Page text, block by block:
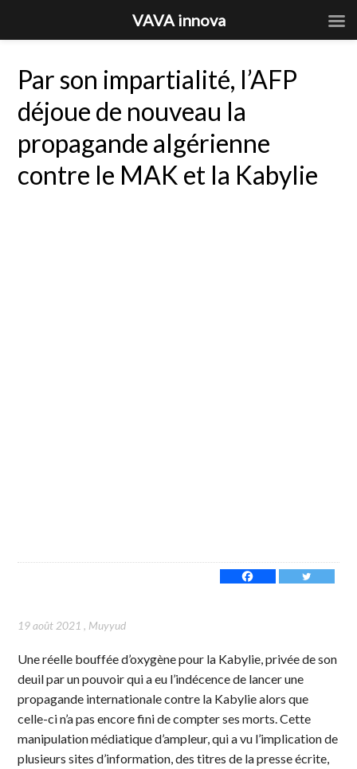
Par son impartialité, l’AFP
déjoue de nouveau la
propagande algérienne
contre le MAK et la Kabylie
19 août 2021 , Muyyud
Une réelle bouffée d’oxygène pour la Kabylie, privée de son
deuil par un pouvoir qui a eu l’indécence de lancer une
propagande internationale contre la Kabylie alors que
celle-ci n’a pas encore fini de compter ses morts. Cette
manipulation médiatique d’ampleur, qui a vu l’implication de
plusieurs sites d’information, des titres de la presse écrite,
VAVA innova